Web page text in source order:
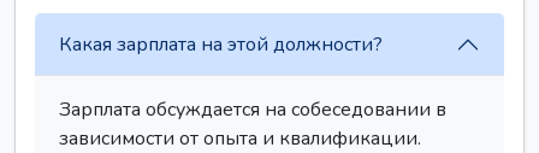
Какая зарплата на этой должности?
Зарплата обсуждается на собеседовании в
зависимости от опыта и квалификации.